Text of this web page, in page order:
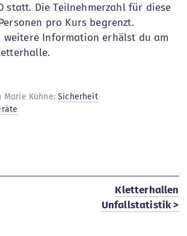
statt. Die Teilnehmerzahl für diese
pro Kurs begrenzt.
weitere Information erhälst du am
Marie Kühne:Sicherheit
Kletterhallen
Unfallstatistik >